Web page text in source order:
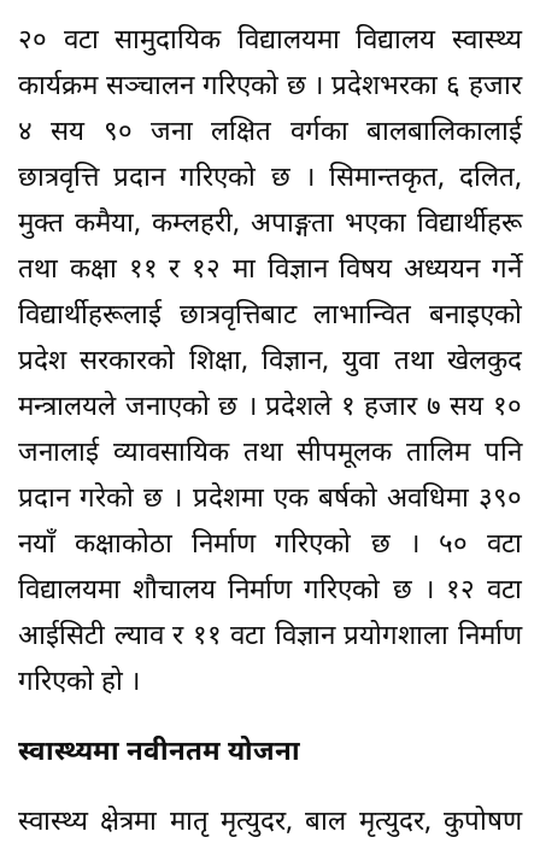
२० वटा सामुदायिक विद्यालयमा विद्यालय स्वास्थ्य
कार्यक्रम सञ्चालन गरिएको छ । प्रदेशभरका ६ हजार
४ सय ९० जना लक्षित वर्गका बालबालिकालाई
छात्रवृत्ति प्रदान गरिएको छ । सिमान्तकृत, दलित,
मुक्त कमैया, कम्लहरी, अपाङ्गता भएका विद्यार्थीहरू
तथा कक्षा ११ र १२ मा विज्ञान विषय अध्ययन गर्ने
विद्यार्थीहरूलाई छात्रवृत्तिबाट लाभान्वित बनाइएको
प्रदेश सरकारको शिक्षा, विज्ञान, युवा तथा खेलकुद
मन्त्रालयले जनाएको छ । प्रदेशले १ हजार ७ सय १०
जनालाई व्यावसायिक तथा सीपमूलक तालिम पनि
प्रदान गरेको छ । प्रदेशमा एक बर्षको अवधिमा ३९०
नयाँ कक्षाकोठा निर्माण गरिएको छ । ५० वटा
विद्यालयमा शौचालय निर्माण गरिएको छ । १२ वटा
आईसिटी ल्याव र ११ वटा विज्ञान प्रयोगशाला निर्माण
गरिएको हो ।
स्वास्थ्यमा नवीनतम योजना
स्वास्थ्य क्षेत्रमा मातृ मृत्युदर, बाल मृत्युदर, कुपोषण